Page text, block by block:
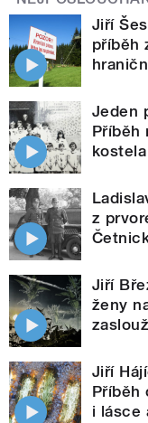
Jiří
příběh
Jeden
Příběh
z
Jiří
ženy
Jiří
Příběh
i lásce